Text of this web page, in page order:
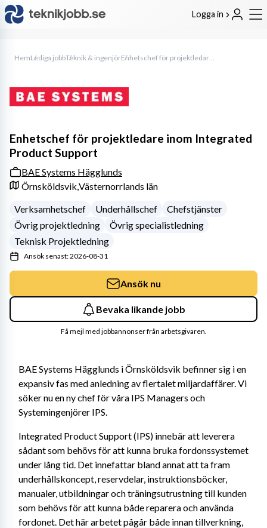
Logga in
HemLediga jobbTeknik & ingenjör Enhetschef för projektledare inom Integrated Product Support
BAE Systems Hägglunds i Örnsköldsvik befinner sig i en
expansiv fas med anledning av flertalet miljardaffärer. Vi
söker nu en ny chef för våra IPS Managers och
Systemingenjörer IPS.
Integrated Product Support (IPS) innebär att leverera
sådant som behövs för att kunna bruka fordonssystemet
under lång tid. Det innefattar bland annat att ta fram
underhållskoncept, reservdelar, instruktionsböcker,
manualer, utbildningar och träningsutrustning till kunden
som behövs för att kunna både reparera och använda
fordonet. Det här arbetet pågår både innan tillverkning,
Enhetschef för projektledare inom Integrated
Product Support
BAE Systems Hägglunds
Örnsköldsvik,Västernorrlands län
Verksamhetschef
Underhållschef
Chefstjänster
Övrig projektledning
Övrig specialistledning
Teknisk Projektledning
Ansök senast: 2026-08-31
Ansök nu
Bevaka likande jobb
Få mejl med jobbannonser från arbetsgivaren.